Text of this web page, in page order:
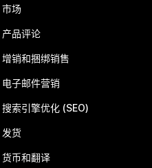
市场
产品评论
增销和捆绑销售
电子邮件营销
搜索引擎优化 (SEO)
发货
货币和翻译